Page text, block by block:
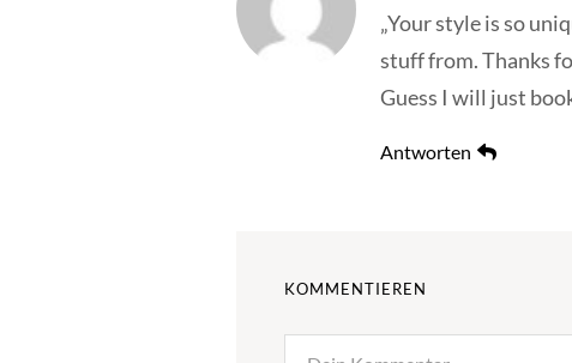
„Your style is so
stuff from. Thanks
Guess I will just
Antworten
KOMMENTIEREN